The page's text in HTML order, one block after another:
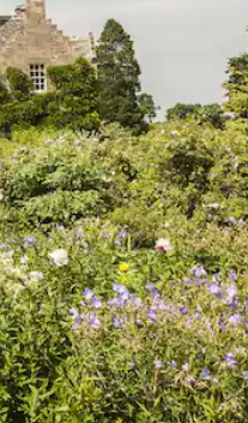
надолу или навигирайте